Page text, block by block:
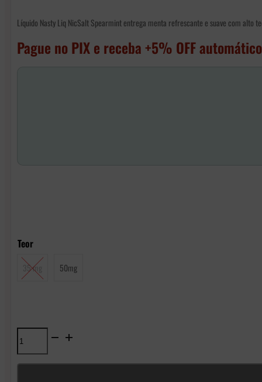
Líquido Nasty Liq NicSalt Spearmint entrega menta refrescante e suave com alto
Pague no PIX e receba +5% OFF
Teor
35 mg 50mg
Líquido
Nasty